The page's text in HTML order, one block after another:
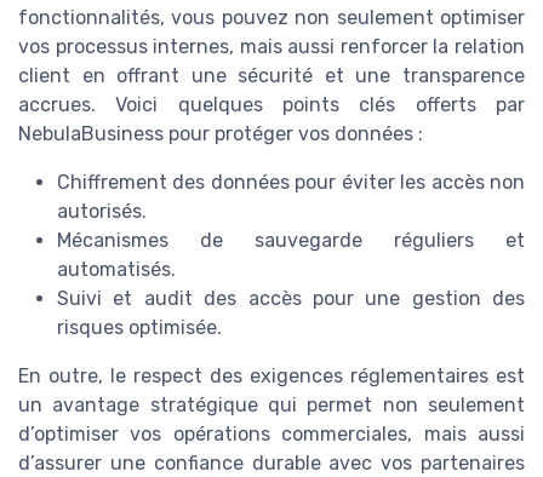
fonctionnalités, vous pouvez non seulement optimiser
vos processus internes, mais aussi renforcer la relation
client en offrant une sécurité et une transparence
accrues. Voici quelques points clés offerts par
NebulaBusiness pour protéger vos données :
Chiffrement des données pour éviter les accès non
autorisés.
Mécanismes de sauvegarde réguliers et
automatisés.
Suivi et audit des accès pour une gestion des
risques optimisée.
En outre, le respect des exigences réglementaires est
un avantage stratégique qui permet non seulement
d’optimiser vos opérations commerciales, mais aussi
d’assurer une confiance durable avec vos partenaires